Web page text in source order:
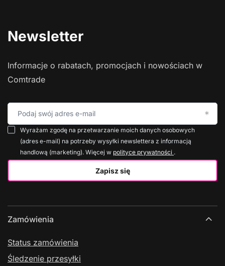
Newsletter
Informacje o rabatach, promocjach i nowościach w
Comtrade
Podaj swój adres e-mail
Zapisz się
Wyrażam zgodę na przetwarzanie moich danych osobowych
(adres e-mail) na potrzeby wysyłki newslettera z informacją
handlową (marketing). Więcej w polityce prywatności .
Zamówienia
Status zamówienia
Śledzenie przesyłki